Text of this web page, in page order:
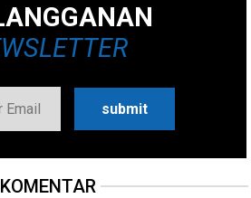
KOMENTAR